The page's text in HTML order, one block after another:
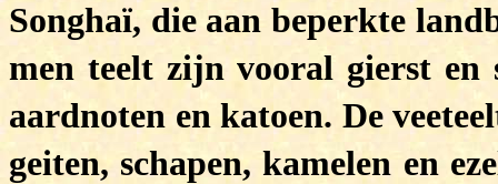
Songhaï, die aan beperkte
men teelt zijn vooral gierst en
aardnoten en katoen. De
geiten, schapen, kamelen en